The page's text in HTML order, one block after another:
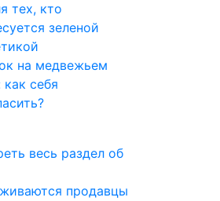
тех, кто
зеленой
на медвежьем
себя
продавцы